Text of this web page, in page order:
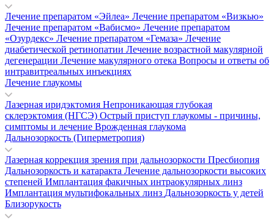
Лечение препаратом «Эйлеа» Лечение препаратом «Визкью»
Лечение препаратом «Вабисмо» Лечение препаратом
«Озурдекс» Лечение препаратом «Гемаза» Лечение
диабетической ретинопатии Лечение возрастной макулярной
дегенерации Лечение макулярного отека Вопросы и ответы об
интравитреальных инъекциях
Лечение глаукомы
Лазерная иридэктомия Непроникающая глубокая
склерэктомия (НГСЭ) Острый приступ глаукомы - причины,
симптомы и лечение Врожденная глаукома
Дальнозоркость (Гиперметропия)
Лазерная коррекция зрения при дальнозоркости Пресбиопия
Дальнозоркость и катаракта Лечение дальнозоркости высоких
степеней Имплантация факичных интраокулярных линз
Имплантация мультифокальных линз Дальнозоркость у детей
Близорукость